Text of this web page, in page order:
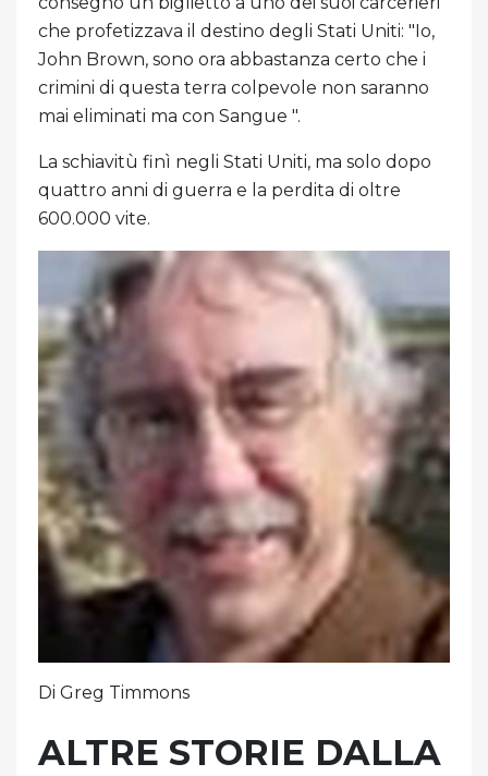
che profetizzava il destino degli Stati Uniti: "Io,
John Brown, sono ora abbastanza certo che i
crimini di questa terra colpevole non saranno
mai eliminati ma con Sangue ".
La schiavitù finì negli Stati Uniti, ma solo dopo
quattro anni di guerra e la perdita di oltre
600.000 vite.
Di Greg Timmons
ALTRE STORIE DALLA